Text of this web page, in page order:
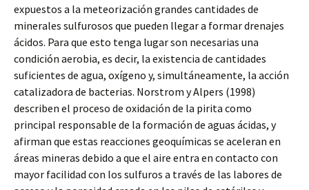
expuestos a la meteorización grandes cantidades de
minerales sulfurosos que pueden llegar a formar drenajes
ácidos. Para que esto tenga lugar son necesarias una
condición aerobia, es decir, la existencia de cantidades
suficientes de agua, oxígeno y, simultáneamente, la acción
catalizadora de bacterias. Norstrom y Alpers (1998)
describen el proceso de oxidación de la pirita como
principal responsable de la formación de aguas ácidas, y
afirman que estas reacciones geoquímicas se aceleran en
áreas mineras debido a que el aire entra en contacto con
mayor facilidad con los sulfuros a través de las labores de